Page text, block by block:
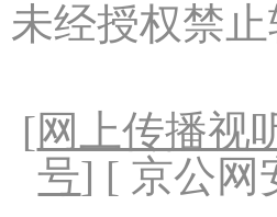
未经授权禁
[网上传播视
号] [ 京公网